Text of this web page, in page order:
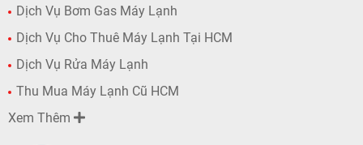
Dịch Vụ Bơm Gas Máy Lạnh
Dịch Vụ Cho Thuê Máy Lạnh Tại HCM
Dịch Vụ Rửa Máy Lạnh
Thu Mua Máy Lạnh Cũ HCM
Xem Thêm